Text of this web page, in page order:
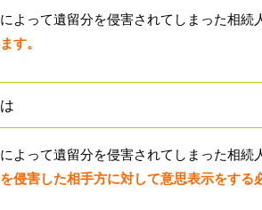
よって遺留分を侵害されてしまった相続
す。
よって遺留分を侵害されてしまった相続
侵害した相手方に対して意思表示をする